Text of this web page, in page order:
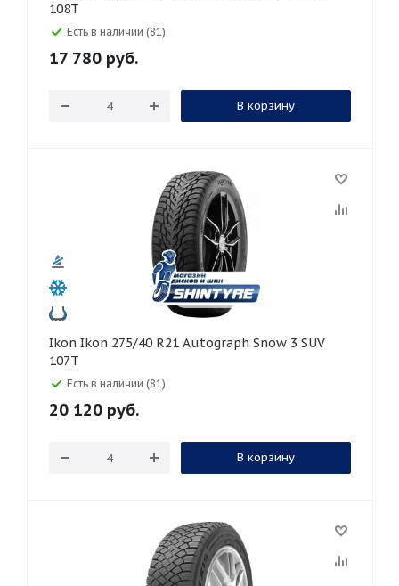
108T
Есть в наличии (81)
17 780 руб.
В корзину
Ikon Ikon 275/40 R21 Autograph Snow 3 SUV
107T
Есть в наличии (81)
20 120 руб.
В корзину